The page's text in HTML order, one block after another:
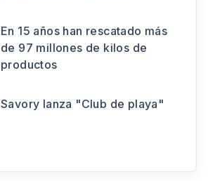
En 15 años han rescatado más
de 97 millones de kilos de
productos
Savory lanza "Club de playa"